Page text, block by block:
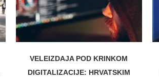
VELEIZDAJA POD KRINKOM
DIGITALIZACIJE: HRVATSKIM